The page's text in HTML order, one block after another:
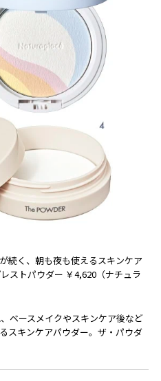
続く、朝も夜も使えるスキンケア
ストパウダー ￥4,620（ナチュラ
ベースメイクやスキンケア後など
スキンケアパウダー。ザ・パウダ